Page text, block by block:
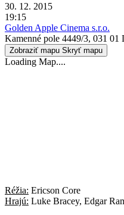
30. 12. 2015
19:15
Golden Apple Cinema s.r.o.
Kamenné pole 4449/3, 031
Zobraziť mapu Skryť mapu
Loading Map....
Réžia: Ericson Core
Hrajú: Luke Bracey, Edgar